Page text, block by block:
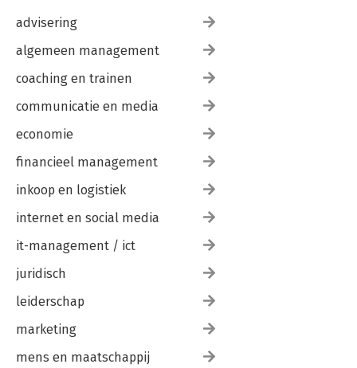
advisering
algemeen management
coaching en trainen
communicatie en media
economie
financieel management
inkoop en logistiek
internet en social media
it-management / ict
juridisch
leiderschap
marketing
mens en maatschappij